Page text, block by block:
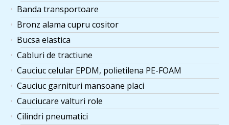
Banda transportoare
Bronz alama cupru cositor
Bucsa elastica
Cabluri de tractiune
Cauciuc celular EPDM, polietilena PE-FOAM
Cauciuc garnituri mansoane placi
Cauciucare valturi role
Cilindri pneumatici